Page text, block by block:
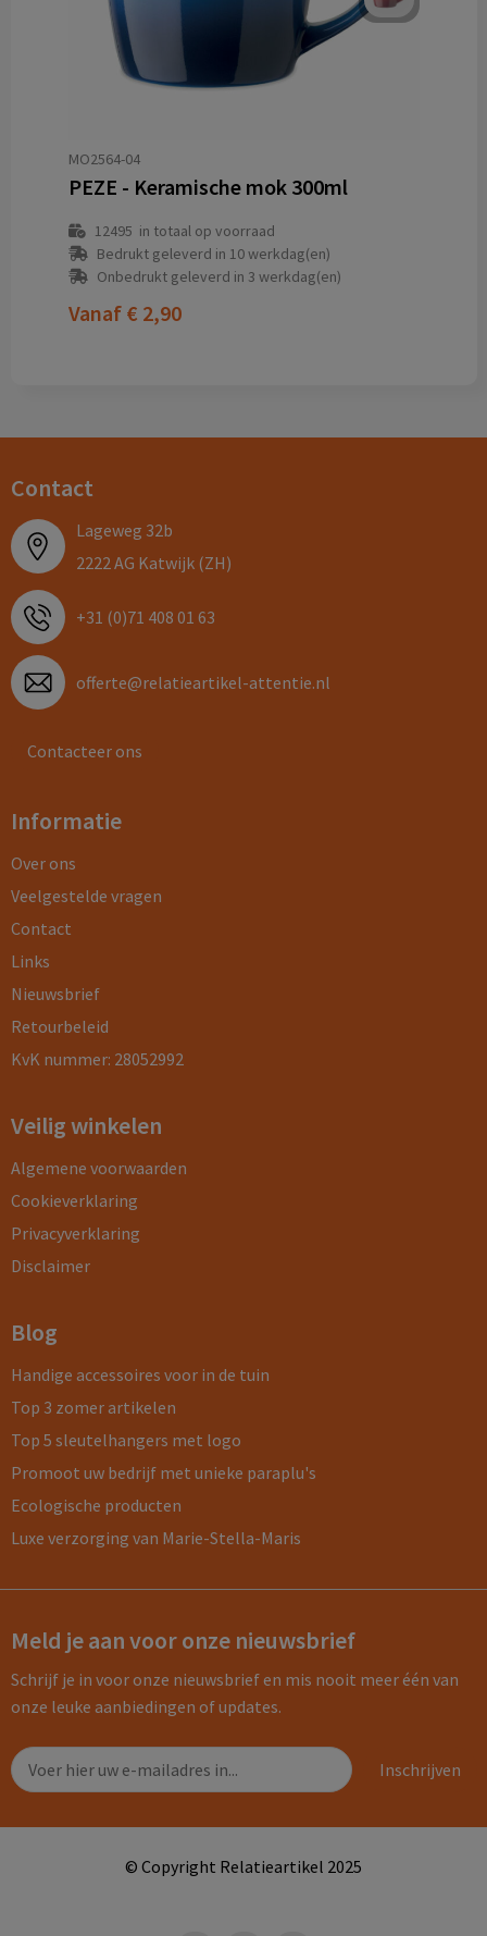
MO2564-04
PEZE - Keramische mok 300ml
12495 in totaal op voorraad
Bedrukt geleverd in 10 werkdag(en)
Onbedrukt geleverd in 3 werkdag(en)
Vanaf € 2,90
Contact
Lageweg 32b
2222 AG Katwijk (ZH)
+31 (0)71 408 01 63
offerte@relatieartikel-attentie.nl
Contacteer ons
Informatie
Over ons
Veelgestelde vragen
Contact
Links
Nieuwsbrief
Retourbeleid
KvK nummer: 28052992
Veilig winkelen
Algemene voorwaarden
Cookieverklaring
Privacyverklaring
Disclaimer
Blog
Handige accessoires voor in de tuin
Top 3 zomer artikelen
Top 5 sleutelhangers met logo
Promoot uw bedrijf met unieke paraplu's
Ecologische producten
Luxe verzorging van Marie-Stella-Maris
Meld je aan voor onze nieuwsbrief
Schrijf je in voor onze nieuwsbrief en mis nooit meer één van
onze leuke aanbiedingen of updates.
© Copyright Relatieartikel 2025